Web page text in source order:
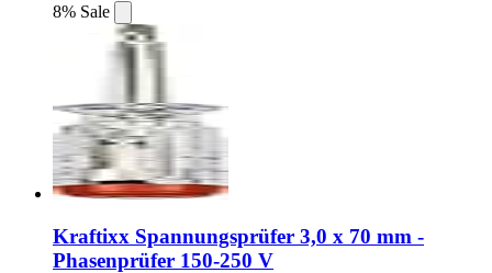
8% Sale
Kraftixx Spannungsprüfer 3,0 x 70 mm -
Phasenprüfer 150-250 V